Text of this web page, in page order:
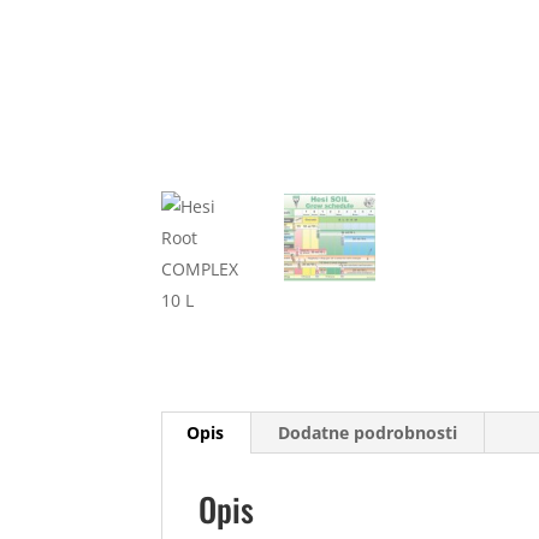
Opis Dodatne podrobnosti
Opis